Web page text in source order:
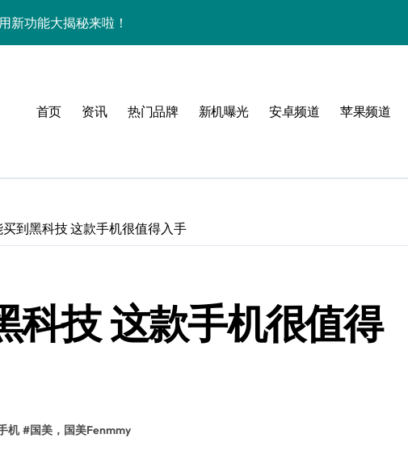
新功能大揭秘来啦！
新亮点，手机管家抢先爆！
优惠大揭秘，玩机更高效！
小机身竟装下海量资讯
新功能大揭秘来啦！
亮点被手机管家全曝光
首页 资讯 热门品牌 新机曝光 安卓频道 苹果频道
到黑科技 这款手机很值得入手
科技 这款手机很值得
机 #国美，国美Fenmmy